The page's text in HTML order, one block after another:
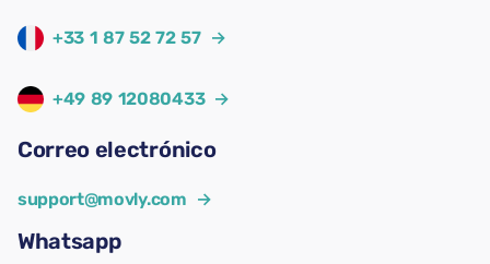
+33 1 87 52 72 57 →
+49 89 12080433 →
Correo electrónico
support@movly.com →
Whatsapp